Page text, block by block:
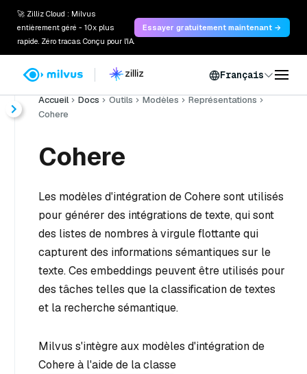
🚀 Zilliz Cloud : Milvus
entièrement géré - 10x plus
rapide. Zéro tracas. Conçu pour l'IA.
Essayer gratuitement maintenant →
Français
Accueil Docs Outils Modèles
Représentations
Cohere
Cohere
Les modèles d'intégration de Cohere sont utilisés
pour générer des intégrations de texte, qui sont
des listes de nombres à virgule flottante qui
capturent des informations sémantiques sur le
texte. Ces embeddings peuvent être utilisés pour
des tâches telles que la classification de textes
et la recherche sémantique.
Milvus s'intègre aux modèles d'intégration de
Cohere à l'aide de la classe